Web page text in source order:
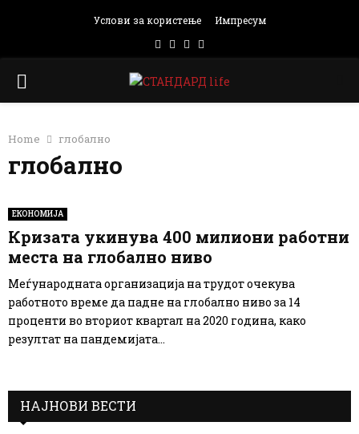
Услови за користење Импресум
Facebook
Instagram
Email
PRIMARY
Home глобално
глобално
ЕКОНОМИЈА
Кризата укинува 400 милиони работни
места на глобално ниво
Меѓународната организација на трудот очекува
работното време да падне на глобално ниво за 14
проценти во вториот квартал на 2020 година, како
резултат на пандемијата...
НАЈНОВИ ВЕСТИ